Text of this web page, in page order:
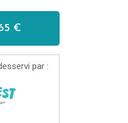
€
par :